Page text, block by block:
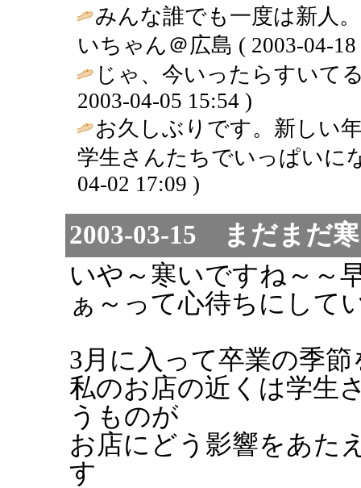
みんな誰でも一度は新人
いちゃん＠広島 ( 2003-04-18
じゃ、今いったらすいて
2003-04-05 15:54 )
お久しぶりです。新しい
学生さんたちでいっぱいに
04-02 17:09 )
2003-03-15 まだまだ
いや～寒いですね～～
ぁ～って心待ちにして
3月に入って卒業の季
私のお店の近くは学生
うものが
お店にどう影響をあた
す